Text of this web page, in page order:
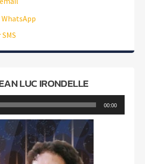
LUC IRONDELLE
00:00